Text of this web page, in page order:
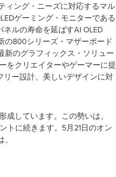
ィング・ニーズに対応するマル
ゲーミング・モニターである
ルの寿命を延ばすAI OLED
の800シリーズ・マザーボード
新のグラフィックス・ソリュー
をクリエイターやゲーマーに提
リー設計、美しいデザインに対
しています。この勢いは、
トに続きます。5月21日のオン